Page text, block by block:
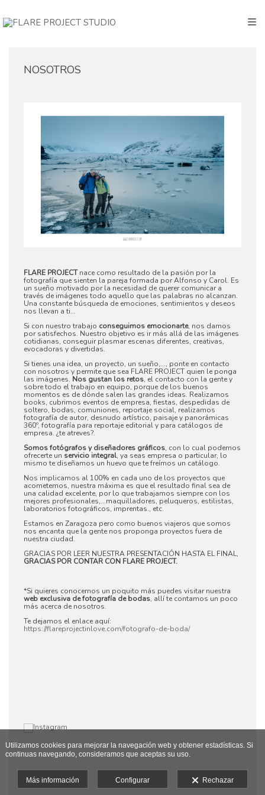
NOSOTROS
FLARE PROJECTnace como resultado de la pasión por la
fotografía que sienten la pareja formada por Alfonso y Carol. Es
un sueño motivado por la necesidad de querer comunicar a
través de imágenes todo aquello que las palabras no alcanzan.
Una constante búsqueda de emociones, sentimientos y deseos
nos llevan a ti...
Si con nuestro trabajo conseguimos emocionarte, nos damos
por satisfechos. Nuestro objetivo es ir más allá de las imágenes
cotidianas, conseguir plasmar escenas diferentes, creativas,
evocadoras y divertidas.
Si tienes una idea, un proyecto, un sueño,..., ponte en contacto
con nosotros y permite que sea FLARE PROJECT quien le ponga
las imágenes. Nos gustan los retos, el contacto con la gente y
sobre todo el trabajo en equipo, porque de los buenos
momentos es de dónde salen las grandes ideas. Realizamos
books, cubrimos eventos de empresa, fiestas, despedidas de
soltero, bodas, comuniones, reportaje social, realizamos
fotografía de autor, desnudo artístico, paisaje y panorámicas
360º, fotografía para reportaje editorial y para catálogos de
empresa. ¿te atreves?.
Somos fotógrafos y diseñadores gráficos, con lo cual podemos
ofrecerte un servicio integral, ya seas empresa o particular, lo
mismo te diseñamos un huevo que te freímos un catálogo.
Nos implicamos al 100% en cada uno de los proyectos que
acometemos, nuestra máxima es que el resultado final sea de
una calidad excelente, por lo que trabajamos siempre con los
mejores profesionales,...maquilladores, peluqueros, estilistas,
laboratorios fotográficos, imprentas., etc.
Estamos en Zaragoza pero como buenos viajeros que somos
nos encanta que la gente nos proponga proyectos fuera de
nuestra ciudad.
GRACIAS POR LEER NUESTRA PRESENTACIÓN HASTA EL FINAL,
GRACIAS POR CONTAR CON FLARE PROJECT.
*Si quieres conocernos un poquito más puedes visitar nuestra
web exclusiva de fotografía de bodas, allí te contamos un poco
más acerca de nosotros.
Te dejamos el enlace aquí:
https://flareprojectinlove.com/fotografo-de-boda/
Utilizamos cookies para mejorar la navegación web y obtener estadísticas. Si
continuas navegando, consideramos que aceptas su uso.
Más información Configurar Rechazar